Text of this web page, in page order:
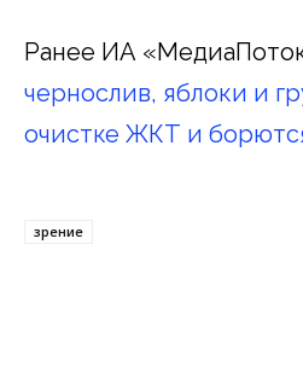
Ранее ИА
чернослив, яблоки и
очистке ЖКТ и
зрение